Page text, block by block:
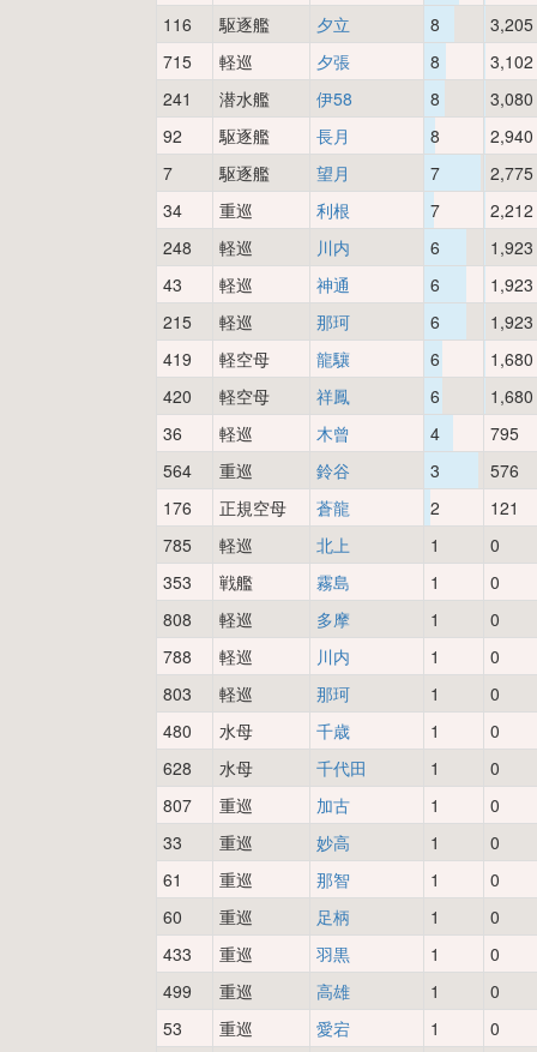
116
駆逐艦 夕立 8
3,205
715
軽巡 夕張 8
3,102
241
潜水艦 伊58 8
3,080
92
駆逐艦 長月 8
2,940
7
駆逐艦 望月 7
2,775
34
重巡 利根 7
2,212
248
軽巡 川内 6
1,923
43
軽巡 神通 6
1,923
215
軽巡 那珂 6
1,923
419
軽空母 龍驤 6
1,680
420
軽空母 祥鳳 6
1,680
36
軽巡 木曾 4
795
564
重巡 鈴谷 3
576
176
正規空母 蒼龍 2
121
785
軽巡 北上 1
0
353
戦艦 霧島 1
0
808
軽巡 多摩 1
0
788
軽巡 川内 1
0
803
軽巡 那珂 1
0
480
水母 千歳 1
0
628
水母 千代田 1
0
807
重巡 加古 1
0
33
重巡 妙高 1
0
61
重巡 那智 1
0
60
重巡 足柄 1
0
433
重巡 羽黒 1
0
499
重巡 高雄 1
0
53
重巡 愛宕 1
0